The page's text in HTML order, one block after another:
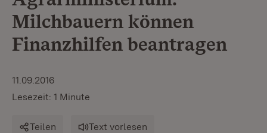
Milchbauern können
Finanzhilfen beantragen
11.09.2016
Lesezeit: 1 Minute
Teilen Text vorlesen